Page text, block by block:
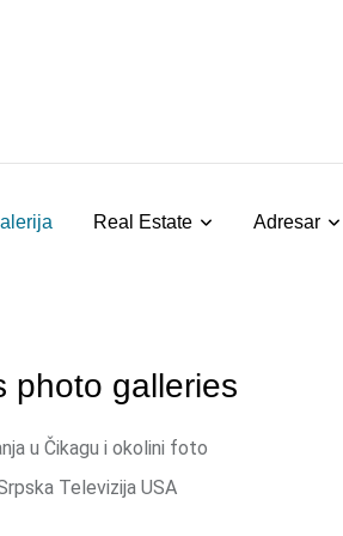
Real Estate Adresar
photo galleries